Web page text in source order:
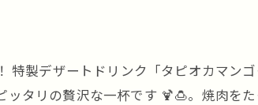
特製デザートドリンク「タピオカマン
タリの贅沢な一杯です 🍹🍮。焼肉を